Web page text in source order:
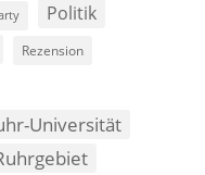
Politik
Rezension
Universität